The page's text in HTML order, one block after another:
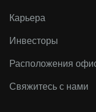
Карьера
Инвесторы
Расположения
Свяжитесь с нами